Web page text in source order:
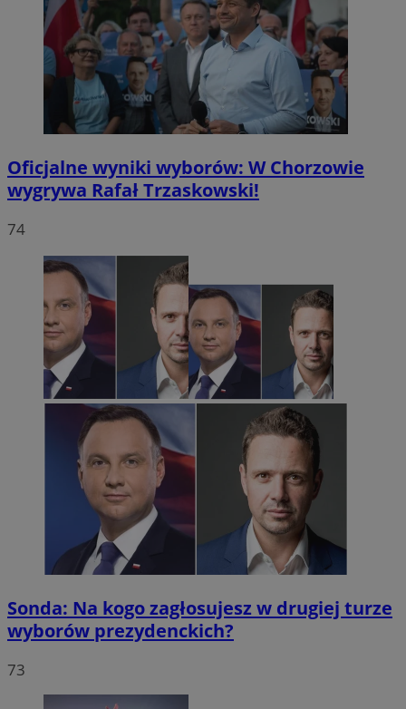
Oficjalne wyniki wyborów: W Chorzowie
wygrywa Rafał Trzaskowski!
74
Sonda: Na kogo zagłosujesz w drugiej turze
wyborów prezydenckich?
73